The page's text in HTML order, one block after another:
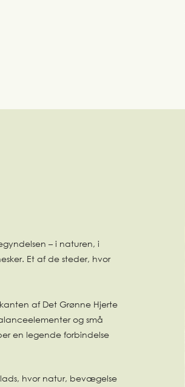
– i naturen, i
Et af de steder, hvor
af Det Grønne Hjerte
og små
en legende forbindelse
hvor natur, bevægelse